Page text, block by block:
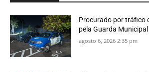
Procurado por tráfico
pela Guarda
agosto 6, 2026 2:35 pm